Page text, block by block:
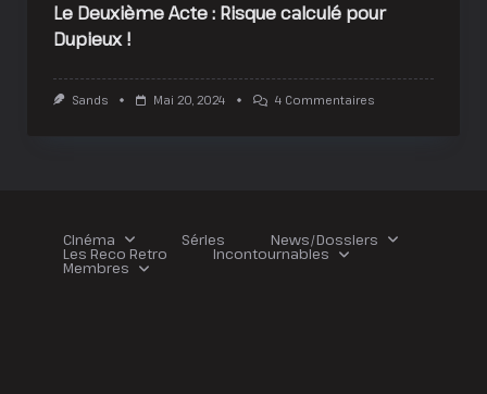
Le Deuxième Acte : Risque calculé pour
Dupieux !
Sands Mai 20, 2024 4 CommentairesSur
!
Cinéma Séries News/Dossiers
Les Reco Retro Incontournables
Membres